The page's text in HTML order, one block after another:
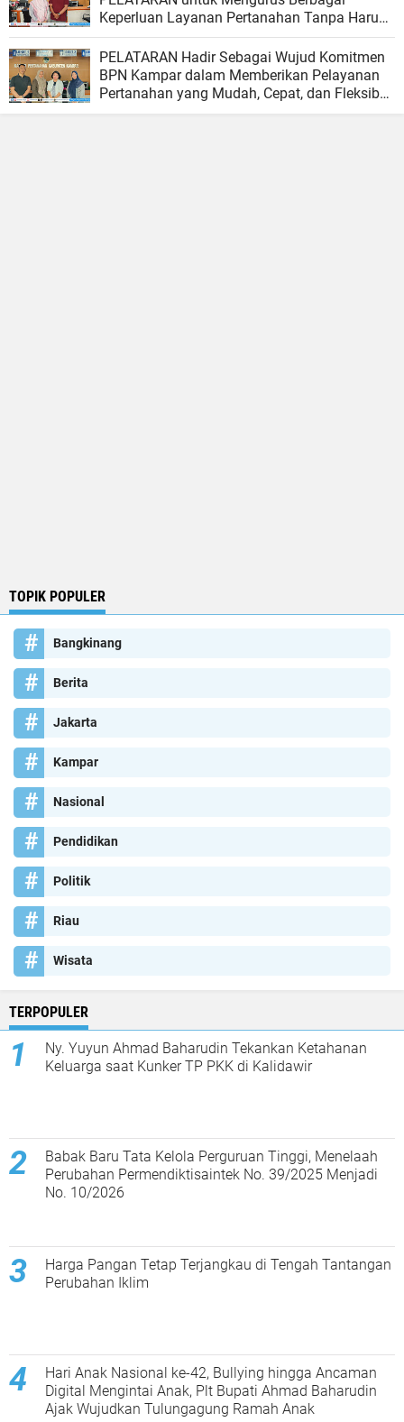
Keperluan Layanan Pertanahan Tanpa Harus
Menunggu Hari Kerja
PELATARAN Hadir Sebagai Wujud Komitmen
BPN Kampar dalam Memberikan Pelayanan
Pertanahan yang Mudah, Cepat, dan Fleksibel
TOPIK POPULER
Bangkinang
Berita
Jakarta
Kampar
Nasional
Pendidikan
Politik
Riau
Wisata
TERPOPULER
Ny. Yuyun Ahmad Baharudin Tekankan Ketahanan
Keluarga saat Kunker TP PKK di Kalidawir
Babak Baru Tata Kelola Perguruan Tinggi, Menelaah
Perubahan Permendiktisaintek No. 39/2025 Menjadi
No. 10/2026
Harga Pangan Tetap Terjangkau di Tengah Tantangan
Perubahan Iklim
Hari Anak Nasional ke-42, Bullying hingga Ancaman
Digital Mengintai Anak, Plt Bupati Ahmad Baharudin
Ajak Wujudkan Tulungagung Ramah Anak